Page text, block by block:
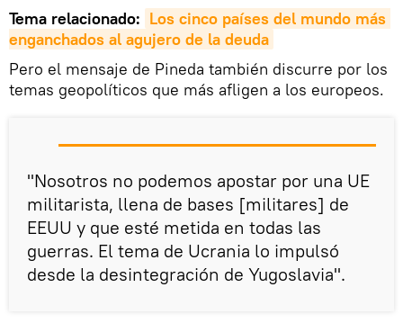
Tema relacionado: Los cinco países del mundo más
enganchados al agujero de la deuda
Pero el mensaje de Pineda también discurre por los
temas geopolíticos que más afligen a los europeos.
"Nosotros no podemos apostar por una UE
militarista, llena de bases [militares] de
EEUU y que esté metida en todas las
guerras. El tema de Ucrania lo impulsó
desde la desintegración de Yugoslavia".